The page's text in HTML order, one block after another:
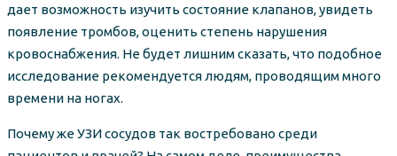
дает возможность изучить состояние клапанов, увидеть
появление тромбов, оценить степень нарушения
кровоснабжения. Не будет лишним сказать, что подобное
исследование рекомендуется людям, проводящим много
времени на ногах.
Почему же УЗИ сосудов так востребовано среди